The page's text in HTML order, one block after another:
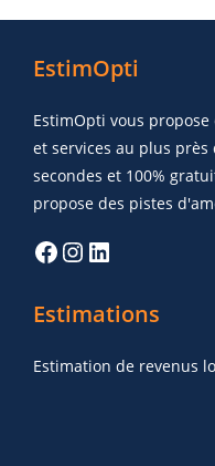
EstimOpti
EstimOpti vous
et services au plus
secondes et 100%
propose des pistes
Estimations
Estimation de revenus